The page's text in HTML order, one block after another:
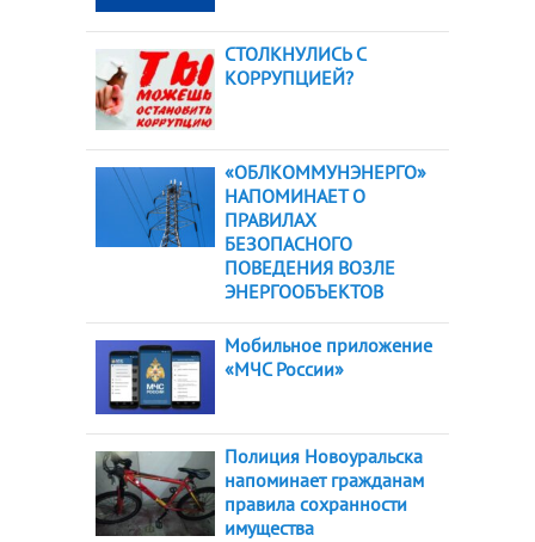
СТОЛКНУЛИСЬ С
КОРРУПЦИЕЙ?
«ОБЛКОММУНЭНЕРГО»
НАПОМИНАЕТ О
ПРАВИЛАХ
БЕЗОПАСНОГО
ПОВЕДЕНИЯ ВОЗЛЕ
ЭНЕРГООБЪЕКТОВ
Мобильное приложение
«МЧС России»
Полиция Новоуральска
напоминает гражданам
правила сохранности
имущества